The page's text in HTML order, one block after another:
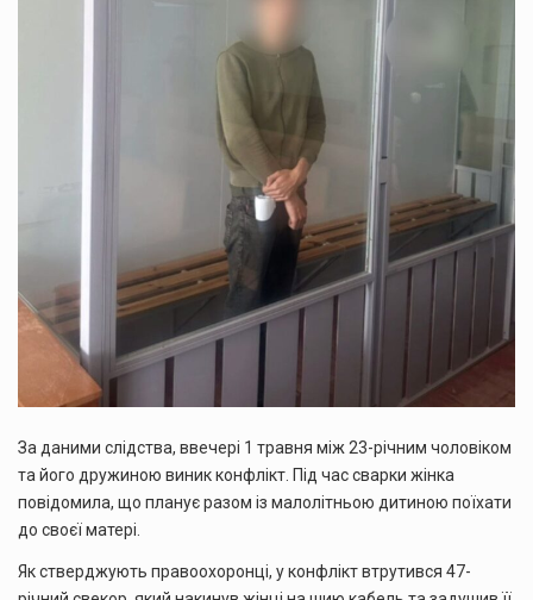
За даними слідства, ввечері 1 травня між 23-річним чоловіком
та його дружиною виник конфлікт. Під час сварки жінка
повідомила, що планує разом із малолітньою дитиною поїхати
до своєї матері.
Як стверджують правоохоронці, у конфлікт втрутився 47-